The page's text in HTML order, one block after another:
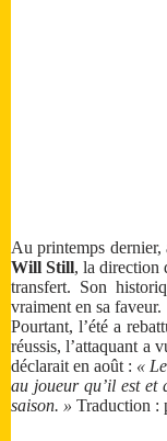
Au printemps dernier,
Will Still, la direction
transfert. Son
vraiment en sa faveur.
Pourtant, l’été a
réussis, l’attaquant a
déclarait en août : «
au joueur qu’il est et
saison. » Traduction :